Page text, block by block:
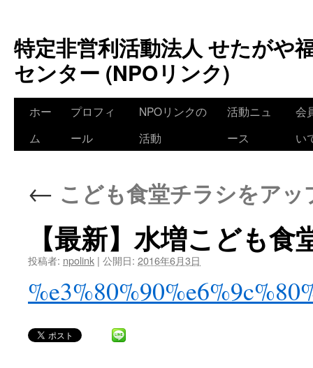
特定非営利活動法人 せたがや
センター (NPOリンク)
ホー
ム
プロフィ
ール
NPOリンクの
活動
活動ニュ
ース
会
い
← こども食堂チラシをアッ
【最新】水増こども食
投稿者: npolink | 公開日: 2016年6月3日